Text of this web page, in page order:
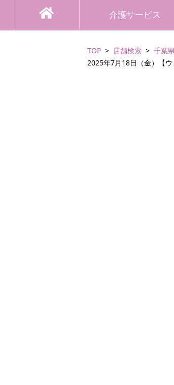
介護サービス
TOP 店舗検索 千葉
2025年7月18日（金）【